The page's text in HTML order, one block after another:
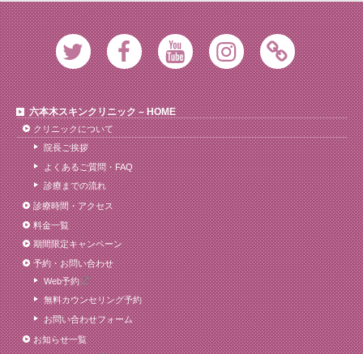
Twitter FacebookYoutube InstagramAmeblo
六本木スキンクリニック – HOME
クリニックについて
院長ご挨拶
よくあるご質問・FAQ
診療までの流れ
診療時間・アクセス
料金一覧
期間限定キャンペーン
予約・お問い合わせ
Web予約
無料カウンセリング予約
お問い合わせフォーム
お知らせ一覧